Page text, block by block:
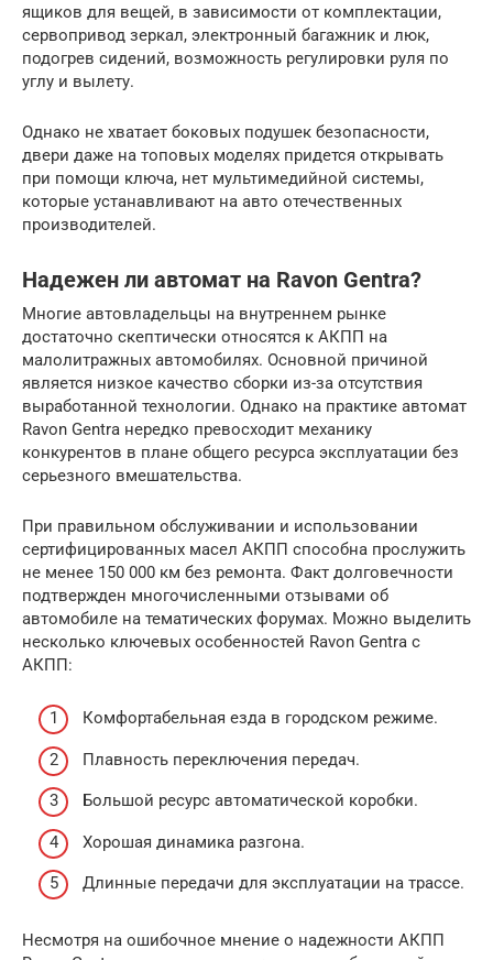
ящиков для вещей, в зависимости от комплектации,
сервопривод зеркал, электронный багажник и люк,
подогрев сидений, возможность регулировки руля по
углу и вылету.
Однако не хватает боковых подушек безопасности,
двери даже на топовых моделях придется открывать
при помощи ключа, нет мультимедийной системы,
которые устанавливают на авто отечественных
производителей.
Надежен ли автомат на Ravon Gentra?
Многие автовладельцы на внутреннем рынке
достаточно скептически относятся к АКПП на
малолитражных автомобилях. Основной причиной
является низкое качество сборки из-за отсутствия
выработанной технологии. Однако на практике автомат
Ravon Gentra нередко превосходит механику
конкурентов в плане общего ресурса эксплуатации без
серьезного вмешательства.
При правильном обслуживании и использовании
сертифицированных масел АКПП способна прослужить
не менее 150 000 км без ремонта. Факт долговечности
подтвержден многочисленными отзывами об
автомобиле на тематических форумах. Можно выделить
несколько ключевых особенностей Ravon Gentra с
АКПП:
Комфортабельная езда в городском режиме.
Плавность переключения передач.
Большой ресурс автоматической коробки.
Хорошая динамика разгона.
Длинные передачи для эксплуатации на трассе.
Несмотря на ошибочное мнение о надежности АКПП